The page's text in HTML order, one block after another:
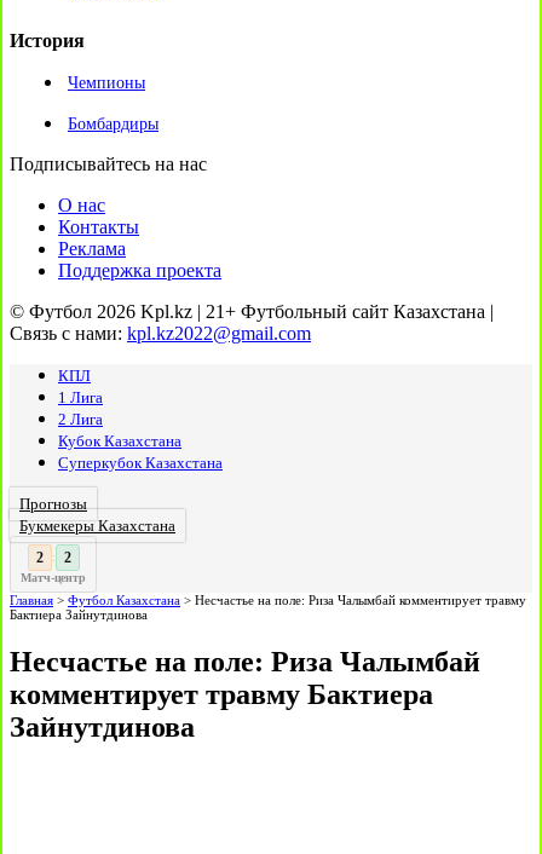
История
Чемпионы
Бомбардиры
Подписывайтесь на нас
О нас
Контакты
Реклама
Поддержка проекта
© Футбол 2026 Kpl.kz | 21+ Футбольный сайт Казахстана |
Связь с нами: kpl.kz2022@gmail.com
КПЛ
1 Лига
2 Лига
Кубок Казахстана
Суперкубок Казахстана
Прогнозы
Букмекеры Казахстана
3 : 3
Матч-центр
Главная > Футбол Казахстана > Несчастье на поле: Риза Чалымбай комментирует травму
Бактиера Зайнутдинова
Несчастье на поле: Риза Чалымбай
комментирует травму Бактиера
Зайнутдинова